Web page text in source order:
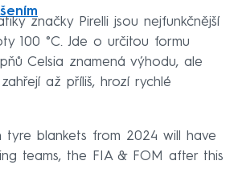
značky Pirelli jsou nejfunkčnější
100 °C. Jde o určitou formu
Celsia znamená výhodu, ale
až příliš, hrozí rychlé
tyre blankets from 2024 will have
teams, the FIA & FOM after this